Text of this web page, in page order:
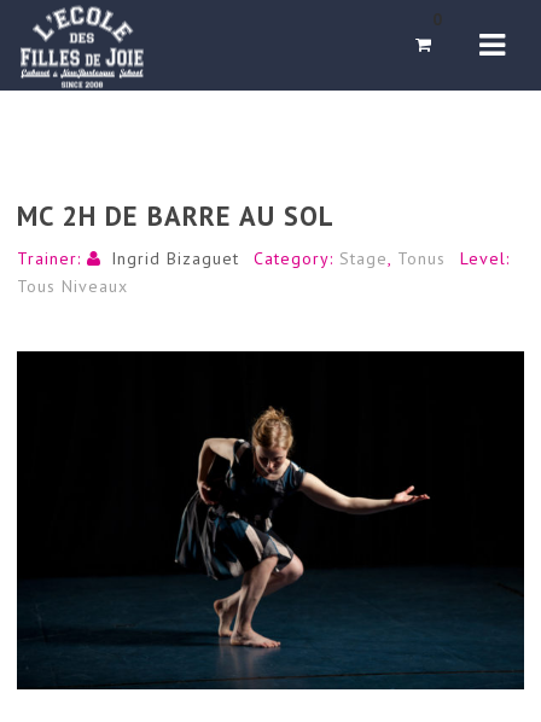
0
MC 2H DE BARRE AU SOL
Trainer: Ingrid Bizaguet Category: Stage, Tonus
Level:
Tous Niveaux